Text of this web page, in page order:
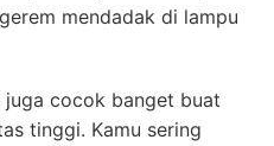
mendadak di lampu
juga cocok banget buat
tinggi. Kamu sering